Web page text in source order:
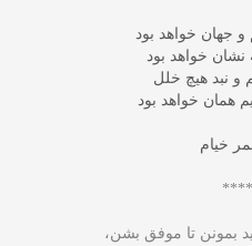
جهان خواهد بود
نشان خواهد بود
و نبد هیچ خلل
همان خواهد بود
خیام
بمونن تا موفق بشن،